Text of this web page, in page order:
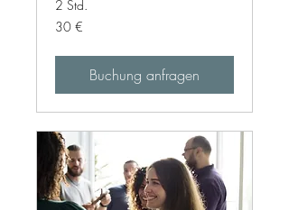
2 Std.
30
Euro
30 €
Buchung anfragen